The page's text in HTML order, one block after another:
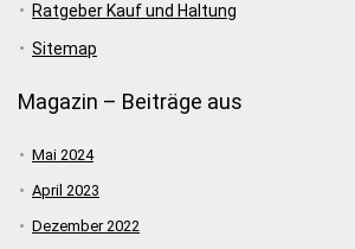
Ratgeber Kauf und Haltung
Sitemap
Magazin – Beiträge aus
Mai 2024
April 2023
Dezember 2022